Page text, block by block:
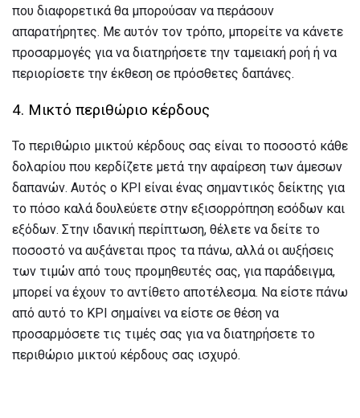
που διαφορετικά θα μπορούσαν να περάσουν
απαρατήρητες. Με αυτόν τον τρόπο, μπορείτε να κάνετε
προσαρμογές για να διατηρήσετε την ταμειακή ροή ή να
περιορίσετε την έκθεση σε πρόσθετες δαπάνες.
4. Μικτό περιθώριο κέρδους
Το περιθώριο μικτού κέρδους σας είναι το ποσοστό κάθε
δολαρίου που κερδίζετε μετά την αφαίρεση των άμεσων
δαπανών. Αυτός ο KPI είναι ένας σημαντικός δείκτης για
το πόσο καλά δουλεύετε στην εξισορρόπηση εσόδων και
εξόδων. Στην ιδανική περίπτωση, θέλετε να δείτε το
ποσοστό να αυξάνεται προς τα πάνω, αλλά οι αυξήσεις
των τιμών από τους προμηθευτές σας, για παράδειγμα,
μπορεί να έχουν το αντίθετο αποτέλεσμα. Να είστε πάνω
από αυτό το KPI σημαίνει να είστε σε θέση να
προσαρμόσετε τις τιμές σας για να διατηρήσετε το
περιθώριο μικτού κέρδους σας ισχυρό.